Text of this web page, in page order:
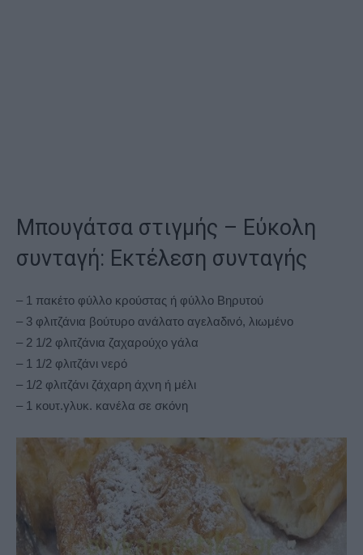
Μπουγάτσα στιγμής – Εύκολη
συνταγή: Εκτέλεση συνταγής
– 1 πακέτο φύλλο κρούστας ή φύλλο Βηρυτού
– 3 φλιτζάνια βούτυρο ανάλατο αγελαδινό, λιωμένο
– 2 1/2 φλιτζάνια ζαχαρούχο γάλα
– 1 1/2 φλιτζάνι νερό
– 1/2 φλιτζάνι ζάχαρη άχνη ή μέλι
– 1 κουτ.γλυκ. κανέλα σε σκόνη